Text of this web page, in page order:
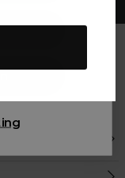
ons met een 9,6!